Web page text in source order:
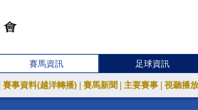
賽馬資訊 足球資訊
賽事資料(越洋轉播) 賽馬新聞 主要賽事 視聽播